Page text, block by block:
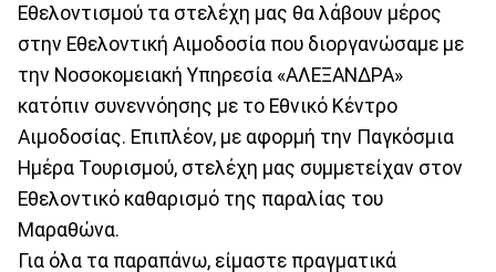
Εθελοντισμού τα στελέχη μας θα λάβουν μέρος
στην Εθελοντική Αιμοδοσία που διοργανώσαμε με
την Νοσοκομειακή Υπηρεσία «ΑΛΕΞΑΝΔΡΑ»
κατόπιν συνεννόησης με το Εθνικό Κέντρο
Αιμοδοσίας. Επιπλέον, με αφορμή την Παγκόσμια
Ημέρα Τουρισμού, στελέχη μας συμμετείχαν στον
Εθελοντικό καθαρισμό της παραλίας του
Μαραθώνα.
Για όλα τα παραπάνω, είμαστε πραγματικά